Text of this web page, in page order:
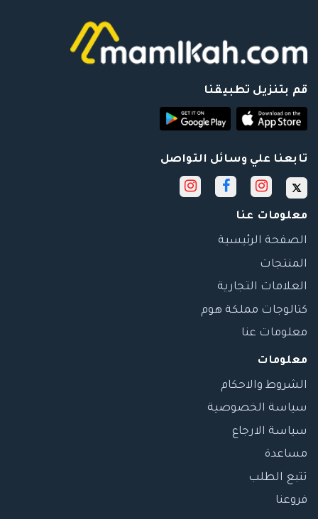
قم بتنزيل تطبيقنا
تابعنا علي وسائل التواصل
معلومات عنا
الصفحة الرئيسية
المنتجات
العلامات التجارية
كتالوجات مملكة هوم
معلومات عنا
معلومات
الشروط والاحكام
سياسة الخصوصية
سياسة الارجاع
مساعدة
تتبع الطلب
فروعنا